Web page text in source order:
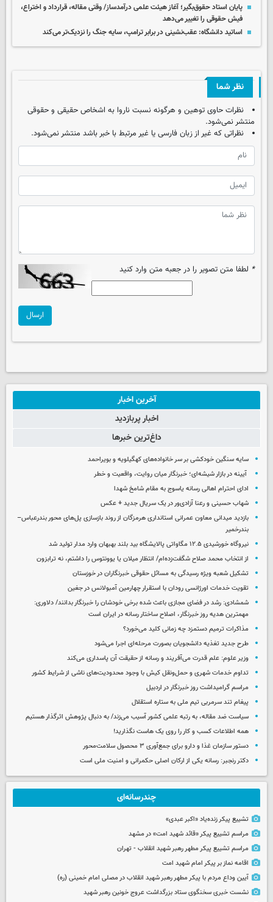
پایان استاد حقوق‌بگیر؛ آغاز هیئت علمی درآمدساز/ وقتی مقاله، قرارداد و اختراع،
فیش حقوقی را تغییر می‌دهد
اساتید دانشگاه: عقب‌نشینی در برابر ترامپ، سایه جنگ را نزدیک‌تر می‌کند
نظر شما
نظرات حاوی توهین و هرگونه نسبت ناروا به اشخاص حقیقی و حقوقی
منتشر نمی‌شود.
نظراتی که غیر از زبان فارسی یا غیر مرتبط با خبر باشد منتشر نمی‌شود.
* لطفا متن تصویر را در جعبه متن وارد کنید
ارسال
آخرین اخبار
اخبار پربازدید
داغ‌ترین خبرها
سایه سنگین خودکشی بر سر خانواده‌های کهگیلویه و بویراحمد
آیینه در بازار شیشه‌ای؛ خبرنگار میان روایت، واقعیت و خطر
ادای احترام اهالی رسانه یاسوج به مقام شامخ شهدا
شهاب حسینی و رعنا آزادی‌ور در یک سریال جدید + عکس
بازدید میدانی معاون عمرانی استانداری هرمزگان از روند بازسازی پل‌های محور بندرعباس–
بندرخمیر
نیروگاه خورشیدی ۱۲.۵ مگاواتی پالایشگاه بید بلند بهبهان وارد مدار تولید شد
از انتخاب محمد صلاح شگفت‌زده‌ام/ انتظار میلان یا یوونتوس را داشتم، نه ترابزون
تشکیل شعبه ویژه رسیدگی به مسائل حقوقی خبرنگاران در خوزستان
تقویت خدمات اورژانسی رودان با استقرار چهارمین آمبولانس در جغین
شمشادی: رشد در فضای مجازی باعث شده برخی خودشان را خبرنگار بدانند/ دلاوری:
مهمترین هدیه‌ روز خبرنگار، اصلاح ساختار رسانه در ایران است
مذاکرات ترمیم دستمزد چه زمانی کلید می‌خورد؟
طرح جدید تغذیه دانشجویان بصورت مرحله‌ای اجرا می‌شود
وزیر علوم: علم قدرت می‌آفریند و رسانه از حقیقت آن پاسداری می‌کند
تداوم خدمات شهری و حمل‌ونقل کیش با وجود محدودیت‌های ناشی از شرایط کشور
مراسم گرامیداشت روز خبرنگار در اردبیل
پیغام تند سرمربی تیم ملی به ستاره استقلال
سیاست ضد مقاله، به رتبه علمی کشور آسیب می‌زند/ به دنبال پژوهش اثرگذار هستیم
همه اطلاعات کسب‌ و کار را روی یک هاست نگذارید!
دستور سازمان غذا و دارو برای جمع‌آوری ۳ محصول سلامت‌محور
دکتر رنجبر: رسانه یکی از ارکان اصلی حکمرانی و امنیت ملی است
چندرسانه‌ای
تشییع پیکر زنده‌یاد «اکبر عبدی»
مراسم تشییع پیکر «قائد شهید امت» در مشهد
مراسم تشییع پیکر مطهر رهبر شهید انقلاب - تهران
اقامه نماز بر پیکر امام شهید امت
آیین وداع مردم با پیکر مطهر رهبر شهید انقلاب در مصلی امام خمینی (ره)
نشست خبری سخنگوی ستاد بزرگداشت عروج خونین رهبر شهید